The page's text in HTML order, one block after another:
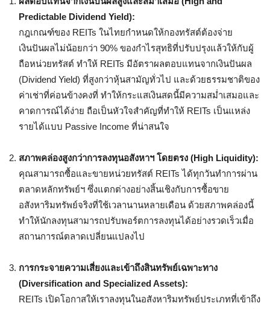
Predictable Dividend Yield):
กฎเกณฑ์ของ REITs ในไทยกำหนดให้กองทรัสต์ต้องจ่าย
เงินปันผลไม่น้อยกว่า 90% ของกำไรสุทธิที่ปรับปรุงแล้วให้กับผู้
ถือหน่วยทรัสต์ ทำให้ REITs มีอัตราผลตอบแทนจากเงินปันผล
(Dividend Yield) ที่สูงกว่าหุ้นสามัญทั่วไป และด้วยธรรมชาติของ
ค่าเช่าที่ค่อนข้างคงที่ ทำให้กระแสเงินสดนี้มีความสม่ำเสมอและ
คาดการณ์ได้ง่าย ถือเป็นหัวใจสำคัญที่ทำให้ REITs เป็นแหล่ง
รายได้แบบ Passive Income ที่น่าสนใจ
สภาพคล่องสูงกว่าการลงทุนอสังหาฯ โดยตรง (High Liquidity):
คุณสามารถซื้อและขายหน่วยทรัสต์ REITs ได้ทุกวันทำการผ่าน
ตลาดหลักทรัพย์ฯ ซึ่งแตกต่างอย่างสิ้นเชิงกับการซื้อขาย
อสังหาริมทรัพย์จริงที่ใช้เวลานานหลายเดือน ด้วยสภาพคล่องนี้
ทำให้นักลงทุนสามารถปรับพอร์ตการลงทุนได้อย่างรวดเร็วเมื่อ
สถานการณ์ตลาดเปลี่ยนแปลงไป
การกระจายความเสี่ยงและเข้าถึงสินทรัพย์เฉพาะทาง
(Diversification and Specialized Assets):
REITs เปิดโอกาสให้เราลงทุนในอสังหาริมทรัพย์ประเภทที่เข้าถึง